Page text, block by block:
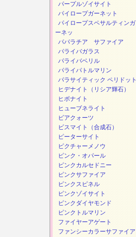
パープルゾイサイト
パイロープガーネット
パイロープスペサルティンガ
ーネッ
パパラチア サファイア
パライバガラス
パライバベリル
パライパトルマリン
パラサイティック ペリドット
ヒデナイト（リシア輝石）
ヒボナイト
ヒューブネライト
ビアクォーツ
ビスマイト（合成石）
ピーターサイト
ピクチャーメノウ
ピンク・オパール
ピンクカルセドニー
ピンクサファイア
ピンクスピネル
ピンクゾイサイト
ピンクダイヤモンド
ピンクトルマリン
ファイヤーアゲート
ファンシーカラーサファイア